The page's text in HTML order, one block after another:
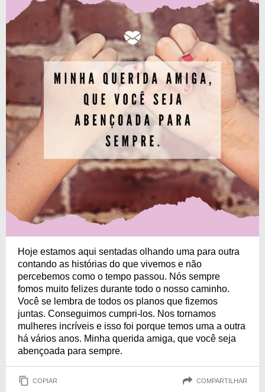
Hoje estamos aqui sentadas olhando uma para outra
contando as histórias do que vivemos e não
percebemos como o tempo passou. Nós sempre
fomos muito felizes durante todo o nosso caminho.
Você se lembra de todos os planos que fizemos
juntas. Conseguimos cumpri-los. Nos tornamos
mulheres incríveis e isso foi porque temos uma a outra
há vários anos. Minha querida amiga, que você seja
abençoada para sempre.
COPIAR COMPARTILHAR